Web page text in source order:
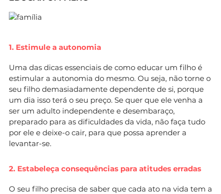
1. Estimule a autonomia
Uma das dicas essenciais de como educar um filho é
estimular a autonomia do mesmo. Ou seja, não torne o
seu filho demasiadamente dependente de si, porque
um dia isso terá o seu preço. Se quer que ele venha a
ser um adulto independente e desembaraço,
preparado para as dificuldades da vida, não faça tudo
por ele e deixe-o cair, para que possa aprender a
levantar-se.
2. Estabeleça consequências para atitudes erradas
O seu filho precisa de saber que cada ato na vida tem a